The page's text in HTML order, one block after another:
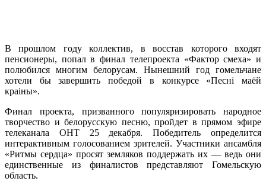
В прошлом году коллектив, в восстав которого входят
пенсионеры, попал в финал телепроекта «Фактор смеха» и
полюбился многим белорусам. Нынешний год гомельчане
хотели бы завершить победой в конкурсе «Песні маёй
краіны».
Финал проекта, призванного популяризировать народное
творчество и белорусскую песню, пройдет в прямом эфире
телеканала ОНТ 25 декабря. Победитель определится
интерактивным голосованием зрителей. Участники ансамбля
«Ритмы сердца» просят земляков поддержать их — ведь они
единственные из финалистов представляют Гомельскую
область.